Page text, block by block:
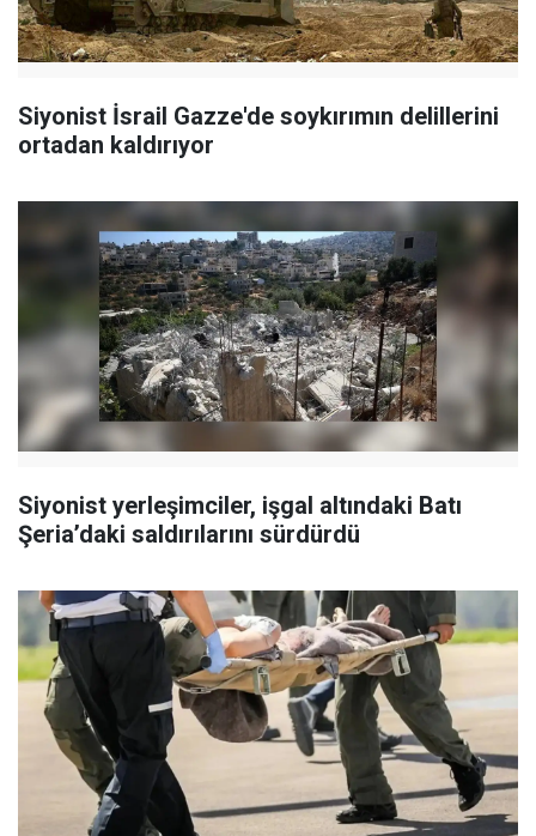
Siyonist İsrail Gazze'de soykırımın delillerini
ortadan kaldırıyor
Siyonist yerleşimciler, işgal altındaki Batı
Şeria’daki saldırılarını sürdürdü